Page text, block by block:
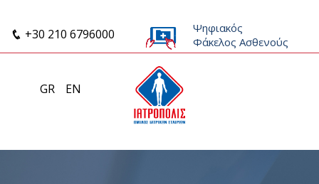
+30 210 6796000
GR EN
Ψηφιακός
Φάκελος Ασθενούς